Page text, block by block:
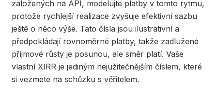
založených na API, modelujte platby v tomto rytmu,
protože rychlejší realizace zvyšuje efektivní sazbu
ještě o něco výše. Tato čísla jsou ilustrativní a
předpokládají rovnoměrné platby, takže zadlužené
příjmové růsty je posunou, ale směr platí. Vaše
vlastní XIRR je jediným nejužitečnějším číslem, které
si vezmete na schůzku s věřitelem.